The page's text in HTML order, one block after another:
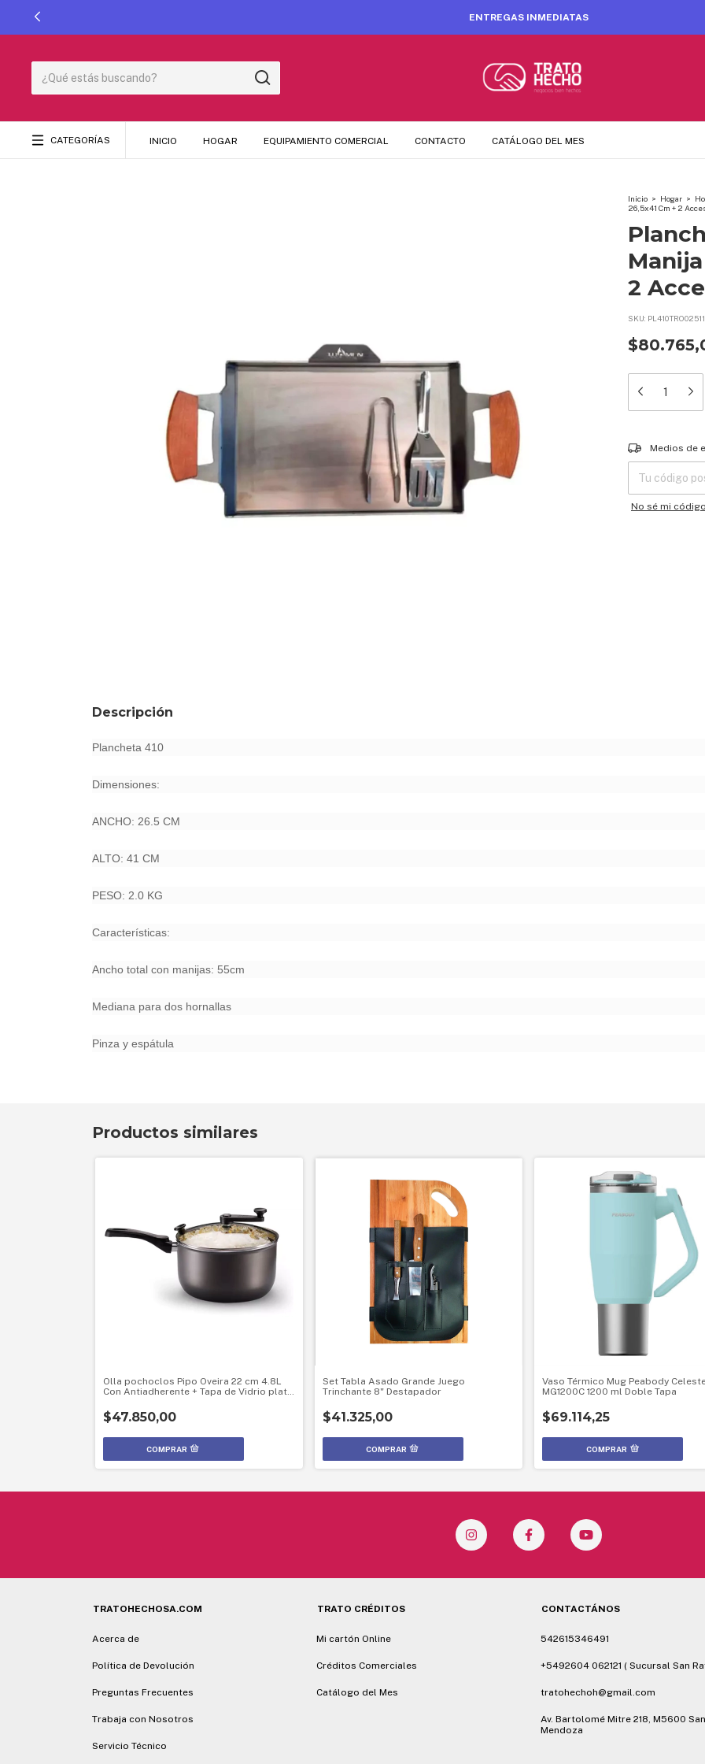
HASTA 6 CUOTAS SIN INTERÉS
CATEGORÍAS INICIO HOGAR EQUIPAMIENTO COMERCIAL CONTACTO CATÁLOGO DEL MES
Inicio > Hogar >
26,5x41 Cm + 2
2
SKU: PL410TRO02511
Entregas para el
Medios de
No sé mi
Descripción
Plancheta 410
Dimensiones:
ANCHO: 26.5 CM
ALTO: 41 CM
PESO: 2.0 KG
Características:
Ancho total con manijas: 55cm
Mediana para dos hornallas
Pinza y espátula
Productos similares
Olla pochoclos Pipo Oveira 22 cm 4.8L
Con Antiadherente + Tapa de Vidrio plata
$47.850,00
Set Tabla Asado Grande Juego
Trinchante 8" Destapador
$41.325,00
Vaso Térmico Mug Peabody
MG1200C 1200 ml Doble Tapa
$69.114,25
COMPRAR
TRATOHECHOSA.COM
Acerca de
Política de Devolución
Preguntas Frecuentes
Trabaja con Nosotros
Servicio Técnico
TRATO CRÉDITOS
Mi cartón Online
Créditos Comerciales
Catálogo del Mes
CONTACTÁNOS
542615346491
+5492604 062121 ( Sucursal San
tratohechoh@gmail.com
Av. Bartolomé Mitre 218, M5600
Mendoza